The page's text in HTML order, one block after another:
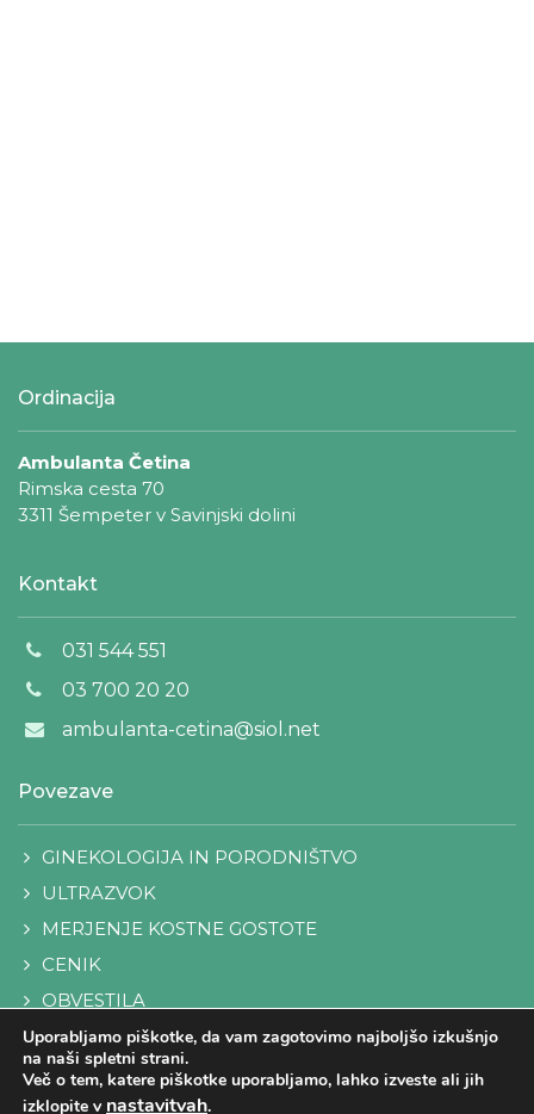
Ordinacija
Ambulanta Četina
Rimska cesta 70
3311 Šempeter v Savinjski dolini
Kontakt
031 544 551
03 700 20 20
ambulanta-cetina@siol.net
Povezave
GINEKOLOGIJA IN PORODNIŠTVO
ULTRAZVOK
MERJENJE KOSTNE GOSTOTE
CENIK
OBVESTILA
KONTAKT
Uporabljamo piškotke, da vam zagotovimo najboljšo izkušnjo
na naši spletni strani.
Več o tem, katere piškotke uporabljamo, lahko izveste ali jih
izklopite v nastavitvah.